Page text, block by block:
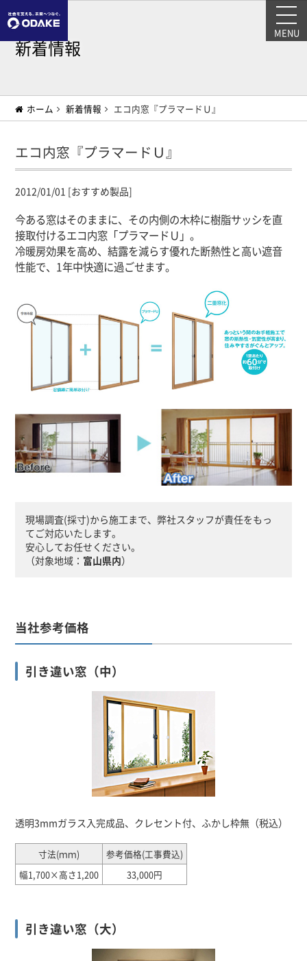
MENU
新着情報
ホーム 新着情報 エコ内窓『プラマードＵ』
エコ内窓『プラマードＵ』
2012/01/01 [おすすめ製品]
今ある窓はそのままに、その内側の木枠に樹脂サッシを直
接取付けるエコ内窓「プラマードＵ」。
冷暖房効果を高め、結露を減らす優れた断熱性と高い遮音
性能で、1年中快適に過ごせます。
現場調査(採寸)から施工まで、弊社スタッフが責任をもっ
てご対応いたします。
安心してお任せください。
（対象地域： 富山県内）
当社参考価格
引き違い窓（中）
透明3mmガラス入完成品、クレセント付、ふかし枠無（税込）
寸法(ｍｍ)
参考価格(工事費込)
幅1,700×高さ1,200
33,000円
引き違い窓（大）